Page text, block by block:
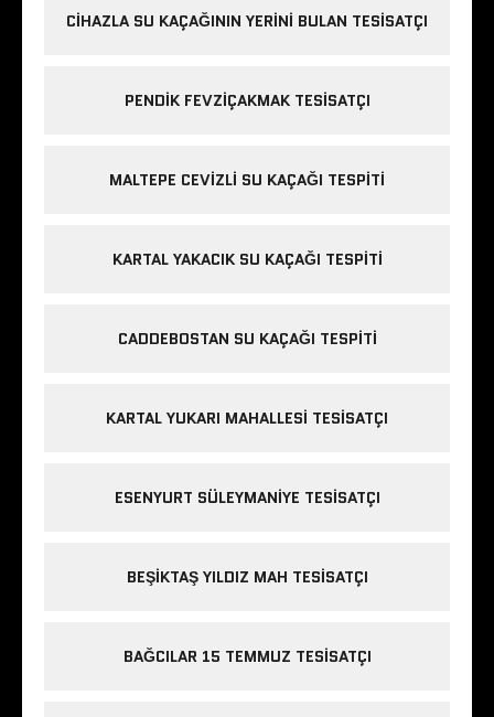
CIHAZLA SU KAÇAĞININ YERINI BULAN TESISATÇI
PENDIK FEVZIÇAKMAK TESISATÇI
MALTEPE CEVIZLI SU KAÇAĞI TESPITI
KARTAL YAKACIK SU KAÇAĞI TESPITI
CADDEBOSTAN SU KAÇAĞI TESPITI
KARTAL YUKARI MAHALLESI TESISATÇI
ESENYURT SÜLEYMANIYE TESISATÇI
BEŞIKTAŞ YILDIZ MAH TESISATÇI
BAĞCILAR 15 TEMMUZ TESISATÇI